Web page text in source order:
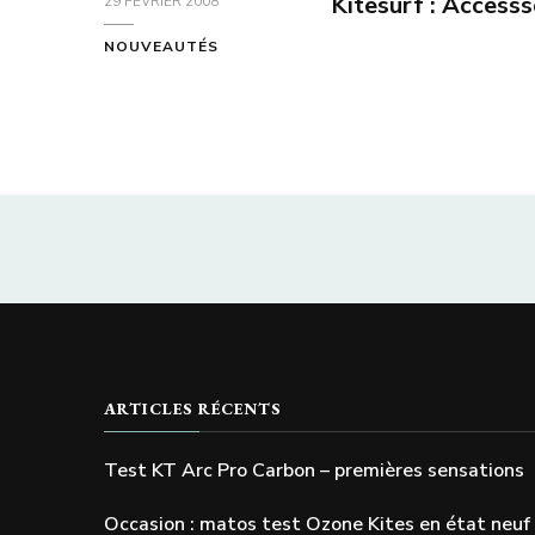
NOUVEAUTÉS
ARTICLES RÉCENTS
Test KT Arc Pro Carbon – premières sensations
Occasion : matos test Ozone Kites en état neuf